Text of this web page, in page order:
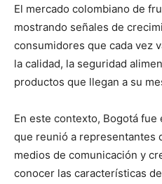
El mercado colombiano de
mostrando señales de
consumidores que cada vez
la calidad, la seguridad
productos que llegan a su
En este contexto, Bogotá
que reunió a representantes
medios de comunicación y
conocer las características